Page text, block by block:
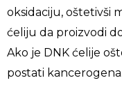
oksidaciju, oštetivši
ćeliju da proizvodi
Ako je DNK ćelije
postati